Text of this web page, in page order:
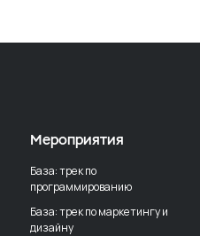
Мероприятия
База: трек по
программированию
База: трек по маркетингу и
дизайну